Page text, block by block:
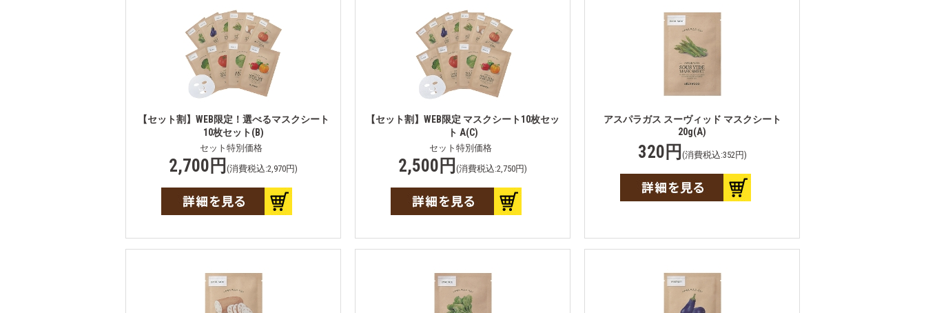
【セット割】WEB限定！選べるマスクシート
10枚セット(B)
セット特別価格
2,700円 (消費税込:2,970円)
【セット割】WEB限定 マスクシート10枚セッ
ト A(C)
セット特別価格
2,500円 (消費税込:2,750円)
アスパラガス スーヴィッド マスクシート
20g(A)
320円 (消費税込:352円)